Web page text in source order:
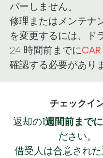
バーしません。
修理またはメンテナ
を変更するには、ド
24 時間前までにCAR
確認する必要があり
チェックイ
返却の1週間前までに
ださい。
借受人は合意され